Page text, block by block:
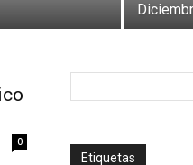
0
Etiquetas